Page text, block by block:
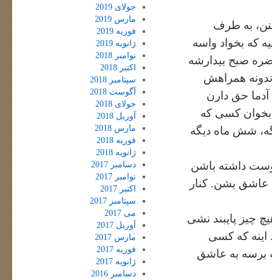
به طرف
که بخواد واسه
صبح بیدارشه
همراهش
حق دارن
بخوان کسی که
شش ماه دیگه
دوست داشته باشن
بشن. کنار
چیز پایبند نشی
اینه که کسی
برسه به عاشق
جولای 2019
مارس 2019
فوریه 2019
ژانویه 2019
نوامبر 2018
اکتبر 2018
سپتامبر 2018
آگوست 2018
جولای 2018
آوریل 2018
مارس 2018
فوریه 2018
ژانویه 2018
دسامبر 2017
نوامبر 2017
اکتبر 2017
سپتامبر 2017
می 2017
آوریل 2017
مارس 2017
فوریه 2017
ژانویه 2017
دسامبر 2016